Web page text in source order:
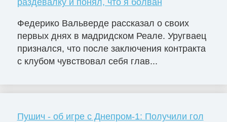
Федерико Вальверде рассказал о своих
первых днях в мадридском Реале. Уругваец
признался, что после заключения контракта
с клубом чувствовал себя глав...
Пушич - об игре с Днепром-1: Получили гол